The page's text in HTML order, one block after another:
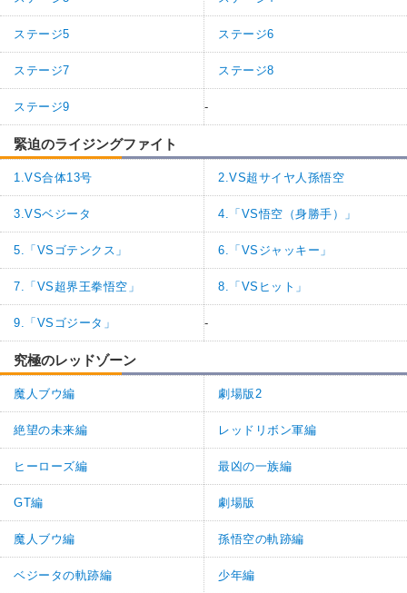
ステージ5 ステージ6
ステージ7 ステージ8
ステージ9 -
緊迫のライジングファイト
1.VS合体13号 2.VS超サイヤ人孫悟空
3.VSベジータ 4.「VS悟空（身勝手）」
5.「VSゴテンクス」 6.「VSジャッキー」
7.「VS超界王拳悟空」 8.「VSヒット」
9.「VSゴジータ」 -
究極のレッドゾーン
魔人ブウ編 劇場版2
絶望の未来編 レッドリボン軍編
ヒーローズ編 最凶の一族編
GT編 劇場版
魔人ブウ編 孫悟空の軌跡編
ベジータの軌跡編 少年編